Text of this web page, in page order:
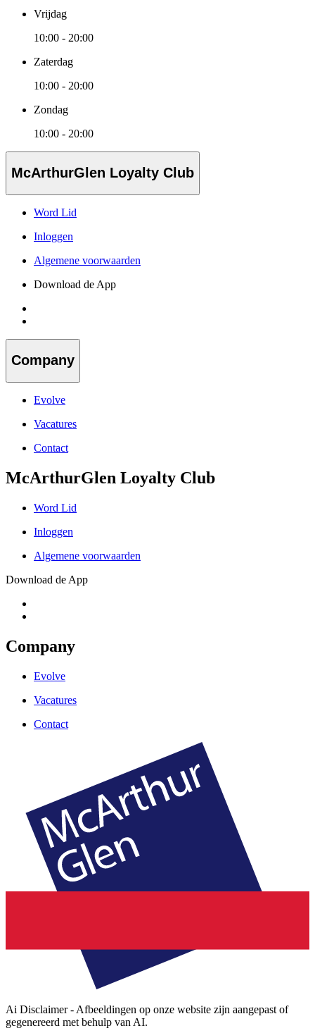
Vrijdag
10:00 - 20:00
Zaterdag
10:00 - 20:00
Zondag
10:00 - 20:00
McArthurGlen Loyalty Club
Word Lid
Inloggen
Algemene voorwaarden
Download de App
Company
Evolve
Vacatures
Contact
McArthurGlen Loyalty Club
Word Lid
Inloggen
Algemene voorwaarden
Download de App
Company
Evolve
Vacatures
Contact
Ai Disclaimer - Afbeeldingen op onze website zijn aangepast of
gegenereerd met behulp van AI.